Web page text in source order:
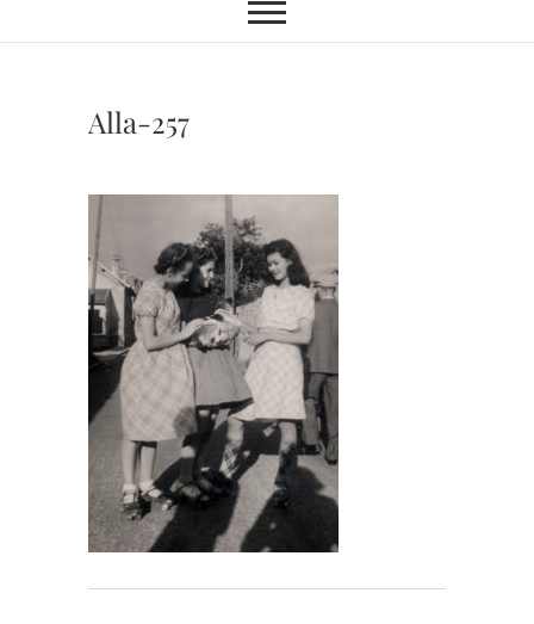
Alla-257